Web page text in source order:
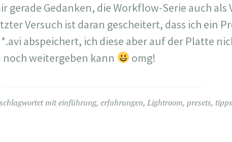
gerade Gedanken, die Workflow-Serie auch als
Versuch ist daran gescheitert, dass ich ein
abspeichert, ich diese aber auf der Platte
weitergeben kann
omg!
miteinführung, erfahrungen, Lightroom, presets, tipps